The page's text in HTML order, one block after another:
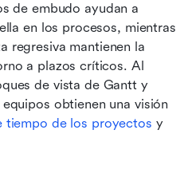
de embudo ayudan a
en los procesos, mientras
regresiva mantienen la
a plazos críticos. Al
de vista de Gantt y
obtienen una visión
tiempo de los proyectos y